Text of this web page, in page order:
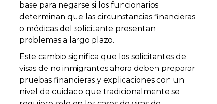
base para negarse si los funcionarios
determinan que las circunstancias financieras
o médicas del solicitante presentan
problemas a largo plazo.
Este cambio significa que los solicitantes de
visas de no inmigrantes ahora deben preparar
pruebas financieras y explicaciones con un
nivel de cuidado que tradicionalmente se